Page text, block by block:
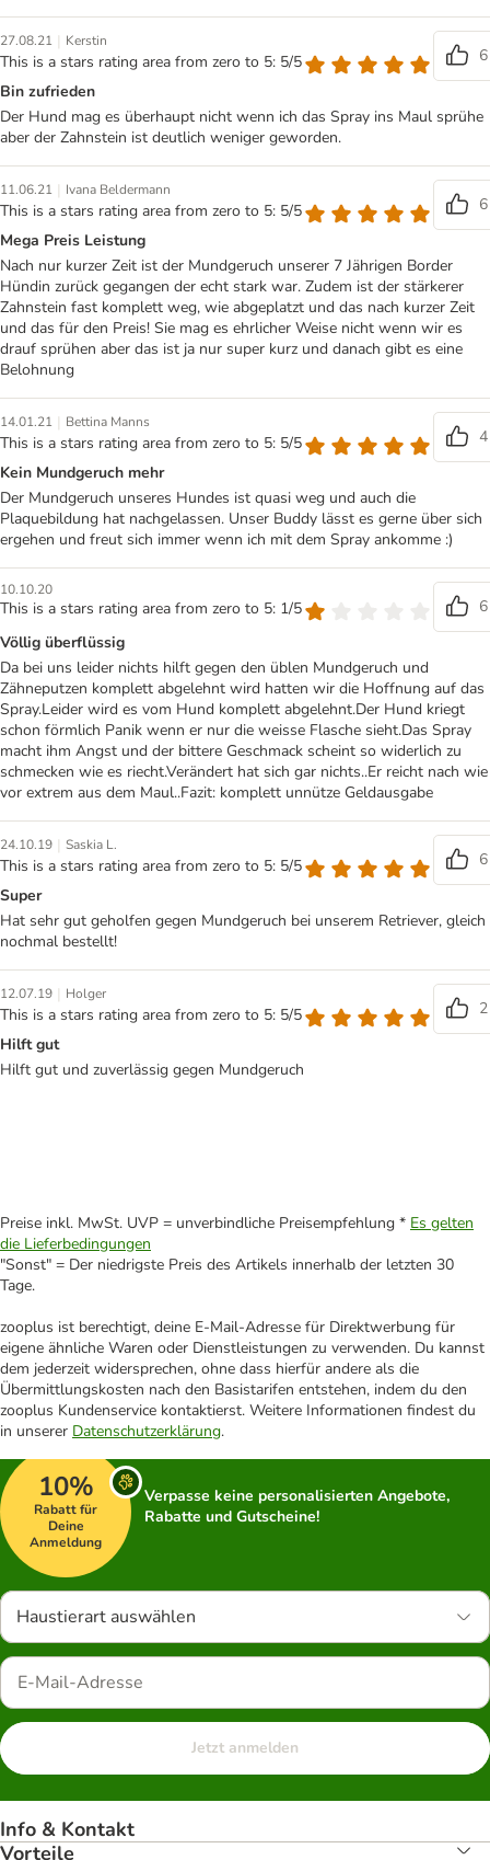
27.08.21 | Kerstin
This is a stars rating area from zero to 5: 5/5
6
Bin zufrieden
Der Hund mag es überhaupt nicht wenn ich das Spray ins Maul sprühe
aber der Zahnstein ist deutlich weniger geworden.
11.06.21 | Ivana Beldermann
This is a stars rating area from zero to 5: 5/5
6
Mega Preis Leistung
Nach nur kurzer Zeit ist der Mundgeruch unserer 7 Jährigen Border
Hündin zurück gegangen der echt stark war. Zudem ist der stärkerer
Zahnstein fast komplett weg, wie abgeplatzt und das nach kurzer Zeit
und das für den Preis! Sie mag es ehrlicher Weise nicht wenn wir es
drauf sprühen aber das ist ja nur super kurz und danach gibt es eine
Belohnung
14.01.21 | Bettina Manns
This is a stars rating area from zero to 5: 5/5
4
Kein Mundgeruch mehr
Der Mundgeruch unseres Hundes ist quasi weg und auch die
Plaquebildung hat nachgelassen. Unser Buddy lässt es gerne über sich
ergehen und freut sich immer wenn ich mit dem Spray ankomme :)
10.10.20
This is a stars rating area from zero to 5: 1/5
6
Völlig überflüssig
Da bei uns leider nichts hilft gegen den üblen Mundgeruch und
Zähneputzen komplett abgelehnt wird hatten wir die Hoffnung auf das
Spray.Leider wird es vom Hund komplett abgelehnt.Der Hund kriegt
schon förmlich Panik wenn er nur die weisse Flasche sieht.Das Spray
macht ihm Angst und der bittere Geschmack scheint so widerlich zu
schmecken wie es riecht.Verändert hat sich gar nichts..Er reicht nach wie
vor extrem aus dem Maul..Fazit: komplett unnütze Geldausgabe
24.10.19 | Saskia L.
This is a stars rating area from zero to 5: 5/5
6
Super
Hat sehr gut geholfen gegen Mundgeruch bei unserem Retriever, gleich
nochmal bestellt!
12.07.19 | Holger
This is a stars rating area from zero to 5: 5/5
2
Hilft gut
Hilft gut und zuverlässig gegen Mundgeruch
Preise inkl. MwSt. UVP = unverbindliche Preisempfehlung * Es gelten
die Lieferbedingungen
"Sonst" = Der niedrigste Preis des Artikels innerhalb der letzten 30
Tage.
zooplus ist berechtigt, deine E-Mail-Adresse für Direktwerbung für
eigene ähnliche Waren oder Dienstleistungen zu verwenden. Du kannst
dem jederzeit widersprechen, ohne dass hierfür andere als die
Übermittlungskosten nach den Basistarifen entstehen, indem du den
zooplus Kundenservice kontaktierst. Weitere Informationen findest du
in unserer Datenschutzerklärung.
10%
Rabatt für
Deine
Anmeldung
Verpasse keine personalisierten Angebote,
Rabatte und Gutscheine!
Haustierart auswählen
Jetzt anmelden
Info & Kontakt
Vorteile